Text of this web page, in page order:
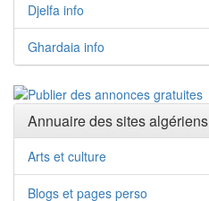
Djelfa info
Ghardaia info
Annuaire des sites algériens
Arts et culture
Blogs et pages perso